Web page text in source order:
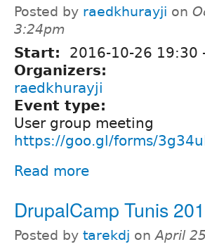
Posted by raedkhurayji on
3:24pm
Start: 2016-10-26 19:30
Organizers:
raedkhurayji
Event type:
User group meeting
https://goo.gl/forms/
Read more
DrupalCamp Tunis
Posted by tarekdj onApril